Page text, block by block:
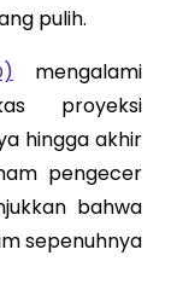
pulih.
mengalami
proyeksi
hingga akhir
pengecer
bahwa
sepenuhnya